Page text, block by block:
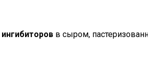
ингибиторов в сыром,